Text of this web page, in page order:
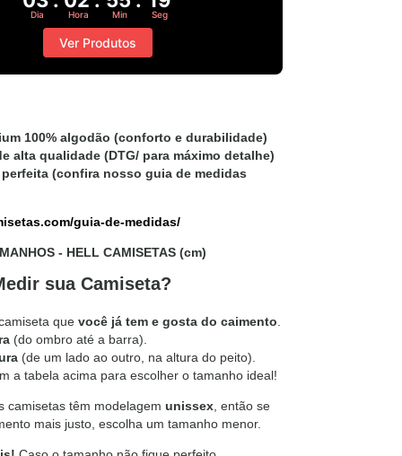
Dia Hora Min Seg
Ver Produtos
100% algodão (conforto e durabilidade)
alta qualidade (DTG/ para máximo detalhe)
(confira nosso guia de medidas
guia-de-medidas/
- HELL CAMISETAS (cm)
sua Camiseta?
que você já tem e gosta do caimento
(do ombro até a barra).
(de um lado ao outro, na altura do peito).
a tabela acima para escolher o tamanho ideal!
camisetas têm modelagem unissex , então se
mais justo, escolha um tamanho menor.